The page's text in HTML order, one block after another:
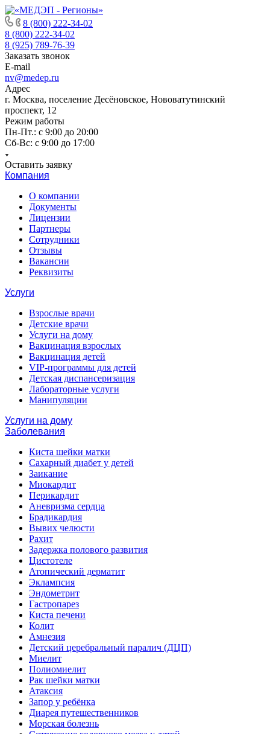
8 (800) 222-34-02
8 (800) 222-34-02
8 (925) 789-76-39
Заказать звонок
E-mail
nv@medep.ru
Адрес
г. Москва, поселение Десёновское, Нововатутинский
проспект, 12
Режим работы
Пн-Пт.: с 9:00 до 20:00
Cб-Вс: с 9:00 до 17:00
Оставить заявку
Компания
О компании
Документы
Лицензии
Партнеры
Сотрудники
Отзывы
Вакансии
Реквизиты
Услуги
Взрослые врачи
Детские врачи
Услуги на дому
Вакцинация взрослых
Вакцинация детей
VIP-программы для детей
Детская диспансеризация
Лабораторные услуги
Манипуляции
Услуги на дому
Заболевания
Киста шейки матки
Сахарный диабет у детей
Заикание
Миокардит
Перикардит
Аневризма сердца
Брадикардия
Вывих челюсти
Рахит
Задержка полового развития
Цистотеле
Атопический дерматит
Эклампсия
Эндометрит
Гастропарез
Киста печени
Колит
Амнезия
Детский церебральный паралич (ДЦП)
Миелит
Полиомиелит
Рак шейки матки
Атаксия
Запор у ребёнка
Диарея путешественников
Морская болезнь